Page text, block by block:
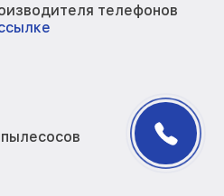
телефонов